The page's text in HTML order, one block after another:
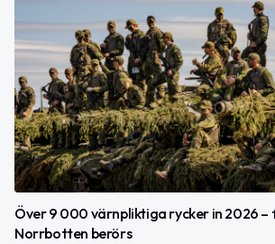
Över 9 000 värnpliktiga rycker in 2026
Norrbotten berörs